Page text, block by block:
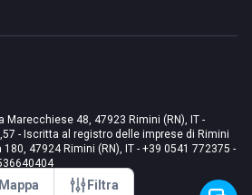
Mappa Filtra
Marecchiese 48, 47923 Rimini (RN), IT -
- Iscritta al registro delle imprese di Rimini
47924 Rimini (RN), IT - +39 0541 772375 -